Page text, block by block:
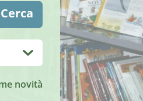
Cerca
novità